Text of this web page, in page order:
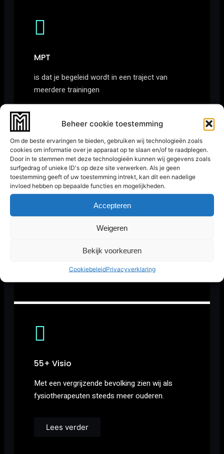
Beheer cookie toestemming
Om de beste ervaringen te bieden, gebruiken wij technologieën zoals
cookies om informatie over je apparaat op te slaan en/of te raadplegen.
Door in te stemmen met deze technologieën kunnen wij gegevens zoals
surfgedrag of unieke ID's op deze site verwerken. Als je geen
toestemming geeft of uw toestemming intrekt, kan dit een nadelige
invloed hebben op bepaalde functies en mogelijkheden.
Accepteren
Weigeren
Bekijk voorkeuren
CookiebeleidPrivacyverklaring
MPT
is dat je begeleid wordt in een traject van
meerdere trainingen
Lees verder
NIEUW!
omvat een breed assortiment aan…
Lees verder
55+ Visio
Met een vergrijzende bevolking zien wij als
fysiotherapeuten steeds meer ouderen.
Lees verder